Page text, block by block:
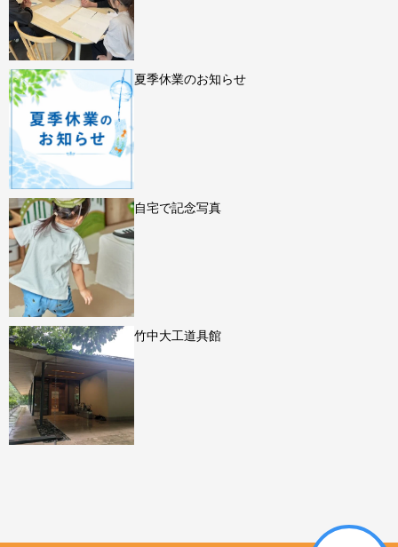
夏季休業のお知らせ
自宅で記念写真
竹中大工道具館